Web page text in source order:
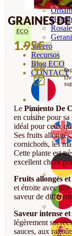
Vivero
Recursos
Blog ECO
CONTACT
GRAINES
ÉCO
1.95€
Le Pimiento De
en cuisine pour sa
idéal pour ceux
Ses fruits
cornichons, les
Cette plante est
excellent choix
Fruits allongés et
et étroite avec
saveur de
Saveur intense
légèrement
sauces, aux